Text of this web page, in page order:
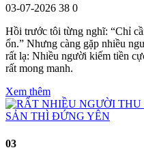
03-07-2026 38 0
Hồi trước tôi từng nghĩ: “Chỉ
ổn.” Nhưng càng gặp nhiều
rất lạ: Nhiều người kiếm tiền
rất mong manh.
Xem thêm
03